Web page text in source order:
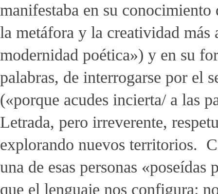
manifestaba en su
la metáfora y la creatividad más
modernidad poética») y en su
palabras, de interrogarse por el
(«porque acudes incierta/ a las
Letrada, pero irreverente,
explorando nuevos territorios.
una de esas personas
que el lenguaje nos configura: